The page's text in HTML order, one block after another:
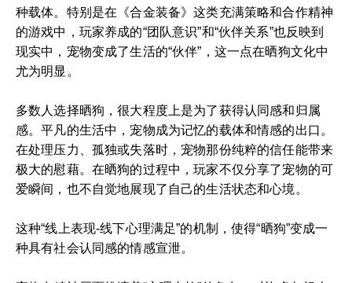
种载体。特别是在《合金装备》这类充满策略和合作精神
的游戏中，玩家养成的“团队意识”和“伙伴关系”也反映到
现实中，宠物变成了生活的“伙伴”，这一点在晒狗文化中
尤为明显。
多数人选择晒狗，很大程度上是为了获得认同感和归属
感。平凡的生活中，宠物成为记忆的载体和情感的出口。
在处理压力、孤独或失落时，宠物那份纯粹的信任能带来
极大的慰藉。在晒狗的过程中，玩家不仅分享了宠物的可
爱瞬间，也不自觉地展现了自己的生活状态和心境。
这种“线上表现-线下心理满足”的机制，使得“晒狗”变成一
种具有社会认同感的情感宣泄。